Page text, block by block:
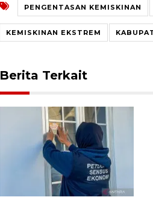
PENGENTASAN KEMISKINAN
KEMISKINAN EKSTREM
Berita Terkait